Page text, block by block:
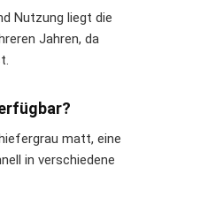
Nutzung liegt die
Jahren, da
matt, eine
in verschiedene